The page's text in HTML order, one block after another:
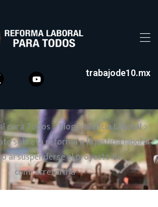
trabajode10.mx
para Todos>Blog>Justicia Laboral>
sobre la reforma a la justicia laboral
al suspenderse el proyecto de
contrarreforma